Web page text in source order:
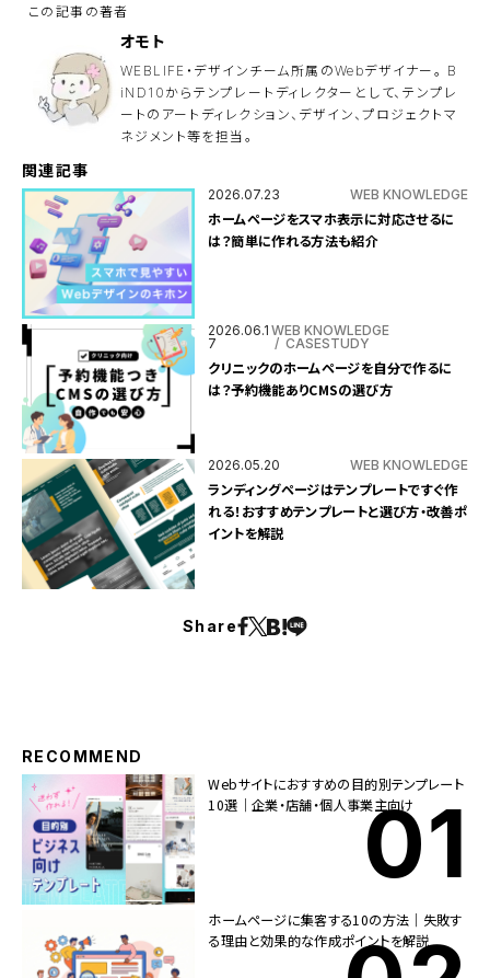
の
く
だ
。
オモト
WEBLIFE・デザインチーム所属のWebデザイナー。 B
iND10からテンプレートディレクターとして、テンプレ
ートのアートディレクション、デザイン、プロジェクトマ
ネジメント等を担当。
関連記事
2026.07.23 WEB KNOWLEDGE
ホームページをスマホ表示に対応させるに
は？簡単に作れる方法も紹介
2026.06.1
7
WEB KNOWLEDGE
CASESTUDY
クリニックのホームページを自分で作るに
は？予約機能ありCMSの選び方
2026.05.20 WEB KNOWLEDGE
ランディングページはテンプレートですぐ作
れる！おすすめテンプレートと選び方・改善ポ
イントを解説
Share
RECOMMEND
Webサイトにおすすめの目的別テンプレート
10選｜企業・店舗・個人事業主向け
ホームページに集客する10の方法｜失敗す
る理由と効果的な作成ポイントを解説